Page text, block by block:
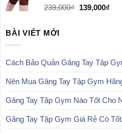
239,000₫ Giá
139,000₫Giá
BÀI VIẾT MỚI
Cách Bảo Quản Găng Tay Tập
Nên Mua Găng Tay Tập Gym
Găng Tay Tập Gym Nào Tốt Cho
Găng Tay Tập Gym Giá Rẻ Có